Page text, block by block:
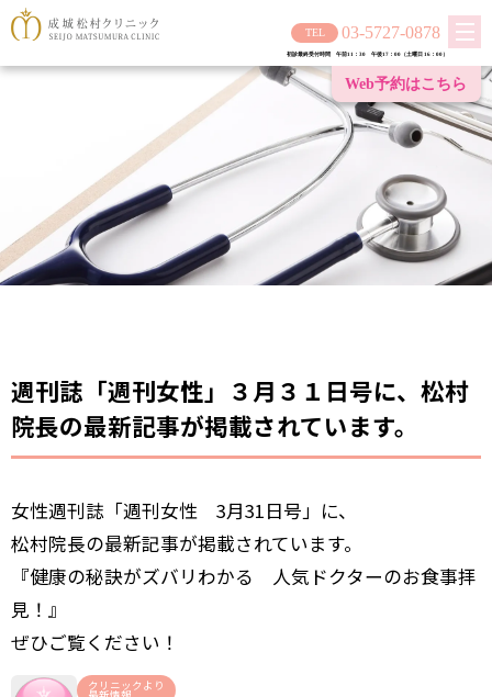
Web予約はこちら
03-5727-0878
初診最終受付時間 午前11：30 午後17：00（土曜日 16：00）
週刊誌「週刊女性」３月３１日号に、松村
院長の最新記事が掲載されています。
女性週刊誌「週刊女性 3月31日号」に、
松村院長の最新記事が掲載されています。
『健康の秘訣がズバリわかる 人気ドクターのお食事拝
見！』
ぜひご覧ください！
クリニックより